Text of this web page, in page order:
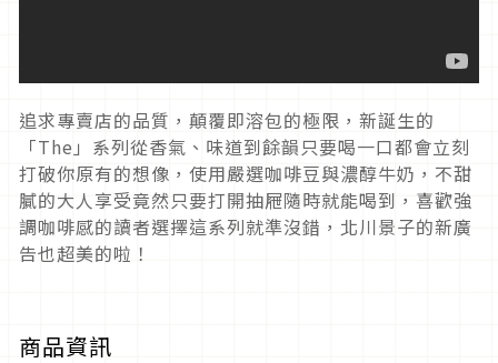
追求專賣店的品質，顛覆即溶包的極限，新誕生的
「The」系列從香氣、味道到餘韻只要喝一口都會立刻
打破你原有的想像，使用嚴選咖啡豆與濃醇牛奶，不甜
膩的大人享受竟然只要打開抽屜隨時就能喝到，喜歡強
調咖啡感的讀者選擇這系列就準沒錯，北川景子的新廣
告也超美的啦！
商品資訊